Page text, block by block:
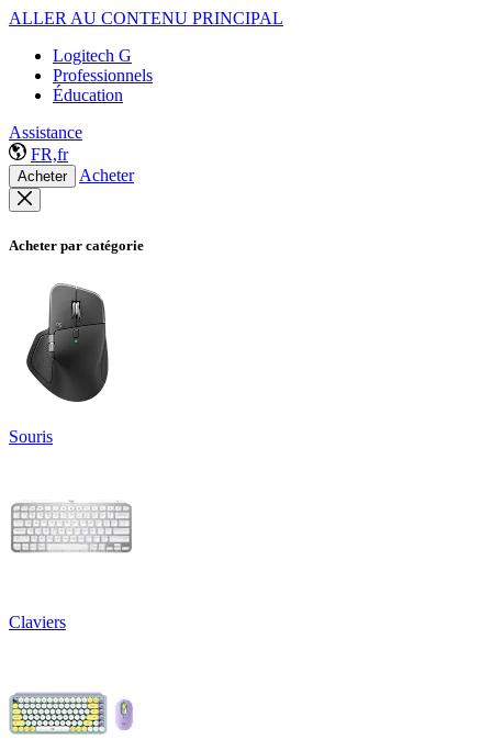
ALLER AU CONTENU PRINCIPAL
Logitech G
Professionnels
Éducation
Assistance
FR,fr
Acheter Acheter
Acheter par catégorie
Souris
Claviers